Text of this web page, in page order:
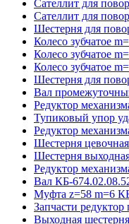
Сателлит для
Сателлит для
Шестерня для
Колесо зубчатое
Колесо зубчатое
Колесо зубчатое
Шестерня для
Вал
Редуктор
Тупиковый упор
Редуктор
Шестерня
Шестерня
Редуктор
Вал КБ-
Муфта z=58 m=6
Запчасти
Выходная